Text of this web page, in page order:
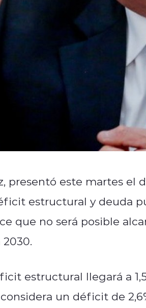
presentó este martes el
estructural y deuda
que no será posible
estructural llegará a
un déficit de